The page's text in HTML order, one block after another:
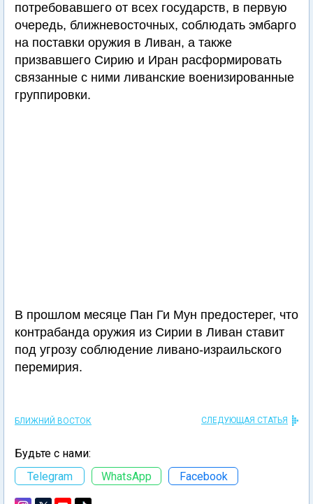
потребовавшего от всех государств, в первую
очередь, ближневосточных, соблюдать эмбарго
на поставки оружия в Ливан, а также
призвавшего Сирию и Иран расформировать
связанные с ними ливанские военизированные
группировки.
В прошлом месяце Пан Ги Мун предостерег, что
контрабанда оружия из Сирии в Ливан ставит
под угрозу соблюдение ливано-израильского
перемирия.
БЛИЖНИЙ ВОСТОК СЛЕДУЮЩАЯ СТАТЬЯ
Будьте с нами:
Telegram
WhatsApp Facebook